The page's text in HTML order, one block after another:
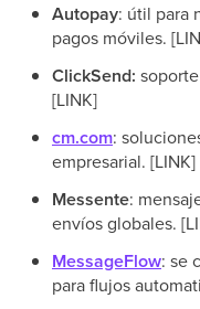
Autopay: útil para
pagos móviles.
ClickSend:
[LINK]
cm.com:
empresarial. [LINK]
Messente:
envíos globales.
MessageFlow: se
para flujos